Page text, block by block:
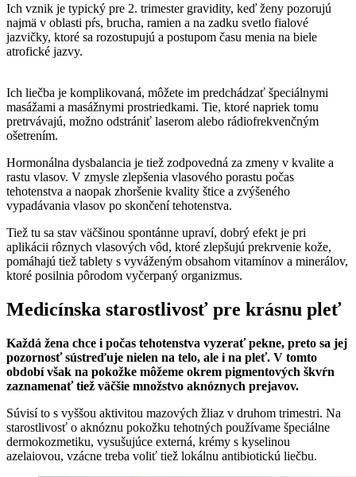
Ich vznik je typický pre 2. trimester gravidity, keď ženy pozorujú
najmä v oblasti pŕs, brucha, ramien a na zadku svetlo fialové
jazvičky, ktoré sa rozostupujú a postupom času menia na biele
atrofické jazvy.
Ich liečba je komplikovaná, môžete im predchádzať špeciálnymi
masážami a masážnymi prostriedkami. Tie, ktoré napriek tomu
pretrvávajú, možno odstrániť laserom alebo rádiofrekvenčným
ošetrením.
Hormonálna dysbalancia je tiež zodpovedná za zmeny v kvalite a
rastu vlasov. V zmysle zlepšenia vlasového porastu počas
tehotenstva a naopak zhoršenie kvality štice a zvýšeného
vypadávania vlasov po skončení tehotenstva.
Tiež tu sa stav väčšinou spontánne upraví, dobrý efekt je pri
aplikácii rôznych vlasových vôd, ktoré zlepšujú prekrvenie kože,
pomáhajú tiež tablety s vyváženým obsahom vitamínov a minerálov,
ktoré posilnia pôrodom vyčerpaný organizmus.
Medicínska starostlivosť pre krásnu pleť
Každá žena chce i počas tehotenstva vyzerať pekne, preto sa jej
pozornosť sústreďuje nielen na telo, ale i na pleť. V tomto
období však na pokožke môžeme okrem pigmentových škvŕn
zaznamenať tiež väčšie množstvo aknóznych prejavov.
Súvisí to s vyššou aktivitou mazových žliaz v druhom trimestri. Na
starostlivosť o aknóznu pokožku tehotných používame špeciálne
dermokozmetiku, vysušujúce externá, krémy s kyselinou
azelaiovou, vzácne treba voliť tiež lokálnu antibiotickú liečbu.